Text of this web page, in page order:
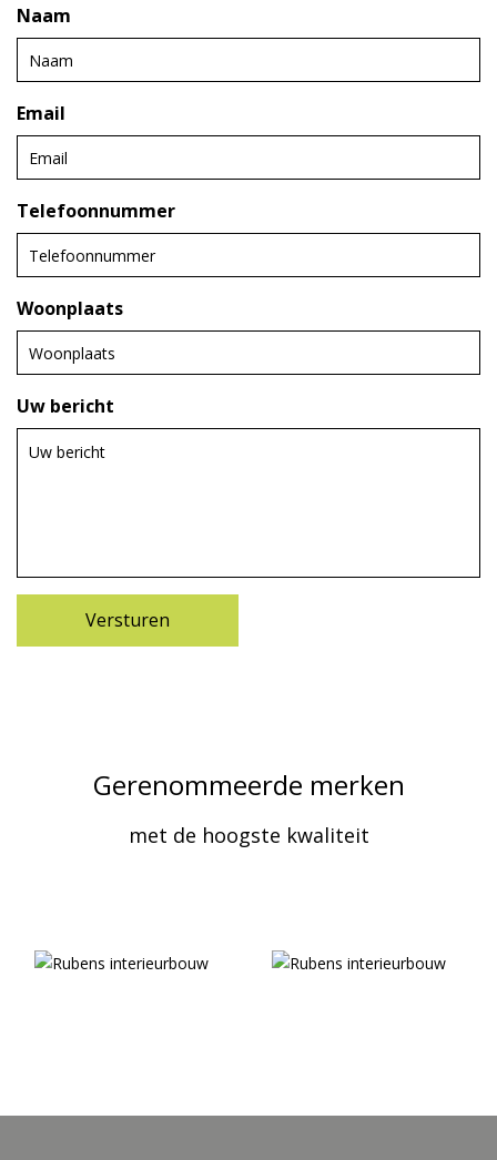
Naam
Email
Telefoonnummer
Woonplaats
Uw bericht
Gerenommeerde merken
met de hoogste kwaliteit